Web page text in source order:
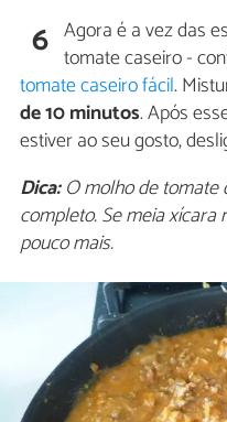
6 Agora é a vez das
tomate caseiro -
tomate caseiro fácil.
de 10 minutos. Após
estiver ao seu gosto,
Dica:O molho de tomate
completo. Se meia
pouco mais.